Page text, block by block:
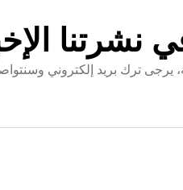
نشرتنا
يرجى ترك بريد إلكتروني